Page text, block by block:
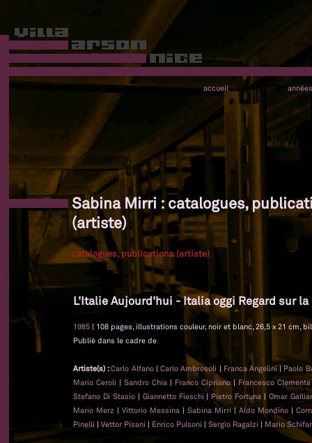
accueil années
Sabina Mirri : catalogues,
(artiste)
catalogues, publications (artiste)
L'Italie Aujourd'hui - Italia oggi Regard sur
1985 | 108 pages, illustrations couleur, noir et blanc, 26,5 x 21 cm,
Publié dans le cadre de
Artiste(s) :Carlo Alfano|Carlo Ambrosoli | Franca Angelini|Paolo
Mario Ceroli |Sandro Chia | Franco Cipriano| Francesco Clemente
Stefano Di Stasio| Giannetto Fieschi | Pietro Fortuna |Omar
Mario Merz | Vittorio Messina | Sabina Mirri|Aldo Mondino|
Pinelli|Vettor Pisani | Enrico Pulsoni | Sergio Ragalzi | Mario